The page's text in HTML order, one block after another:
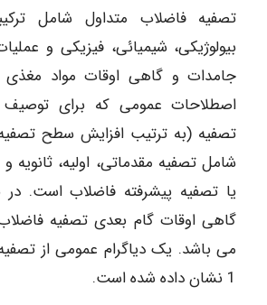
تصفیه فاضلاب متداول شامل
بیولوژیکی، شیمیائی، فیزیکی و
جامدات و گاهی اوقات مواد
اصطلاحات عمومی که برای
تصفیه (به ترتیب افزایش سطح
شامل تصفیه مقدماتی، اولیه،
یا تصفیه پیشرفته فاضلاب است.
گاهی اوقات گام بعدی تصفیه
می باشد. یک دیاگرام عمومی از
1 نشان داده شده است.